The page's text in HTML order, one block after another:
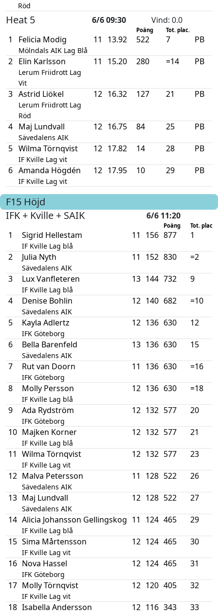
Röd
Heat 5 6/6 09:30 Vind: 0.0
Poäng Tot. plac.
1 Felicia Modig
Mölndals AIK Lag Blå
11 13.92 522 7 PB
2 Elin Karlsson
Lerum Friidrott Lag
Vit
11 15.20 280 =14 PB
3 Astrid Liökel
Lerum Friidrott Lag
Röd
12 16.32 127 21 PB
4 Maj Lundvall
Sävedalens AIK
12 16.75 84 25 PB
5 Wilma Törnqvist
IF Kville Lag vit
12 17.82 14 28 PB
6 Amanda Högdén
IF Kville Lag vit
12 17.95 10 29 PB
F15 Höjd
IFK + Kville + SAIK
6/6 11:20
Poäng Tot. plac.
1 Sigrid Hellestam
IF Kville Lag blå
11 156 877 1
2 Julia Nyth
Sävedalens AIK
11 152 830 =2
3 Lux Vanfleteren
IF Kville Lag blå
13 144 732 9
4 Denise Bohlin
Sävedalens AIK
12 140 682 =10
5 Kayla Adlertz
IFK Göteborg
12 136 630 12
6 Bella Barenfeld
Sävedalens AIK
13 136 630 15
7 Rut van Doorn
IFK Göteborg
11 136 630 =16
8 Molly Persson
IF Kville Lag blå
12 136 630 =18
9 Ada Rydström
IFK Göteborg
12 132 577 20
10 Majken Korner
IF Kville Lag blå
12 132 577 21
11 Wilma Törnqvist
IF Kville Lag vit
12 132 577 23
12 Malva Petersson
Sävedalens AIK
11 128 522 26
13 Maj Lundvall
Sävedalens AIK
12 128 522 27
14 Alicia Johansson Gellingskog
IF Kville Lag blå
11 124 465 29
15 Sima Mårtensson
IF Kville Lag vit
12 124 465 30
16 Nova Hassel
IFK Göteborg
12 124 465 31
17 Molly Törnqvist
IF Kville Lag vit
12 120 405 32
18 Isabella Andersson 12 116 343 33